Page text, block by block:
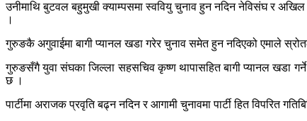
उनीमाथि बुटवल बहुमुखी क्याम्पसमा स्ववियु चुनाव हुन नदिन नेविसंघ र
।
गुरुङकै अगुवाईमा बागी प्यानल खडा गरेर चुनाव समेत हुन नदिएको एमाले
गुरुङसँगै युवा संघका जिल्ला सहसचिव कृष्ण थापासहित बागी प्यानल खडा
छ ।
पार्टीमा अराजक प्रवृति बढ्न नदिन र आगामी चुनावमा पार्टी हित विपरित